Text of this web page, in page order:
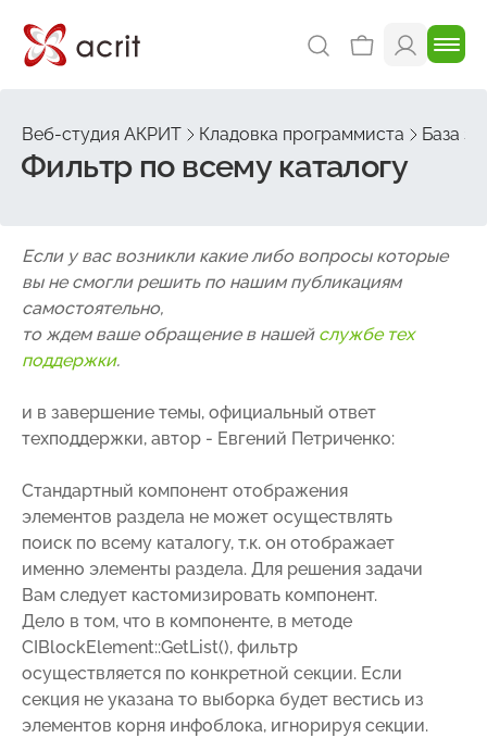
Веб-студия АКРИТ Кладовка программиста База
Фильтр по всему каталогу
Если у вас возникли какие либо вопросы которые
вы не смогли решить по нашим публикациям
самостоятельно,
то ждем ваше обращение в нашей службе тех
поддержки.
и в завершение темы, официальный ответ
техподдержки, автор - Евгений Петриченко:
Стандартный компонент отображения
элементов раздела не может осуществлять
поиск по всему каталогу, т.к. он отображает
именно элементы раздела. Для решения задачи
Вам следует кастомизировать компонент.
Дело в том, что в компоненте, в методе
CIBlockElement::GetList(), фильтр
осуществляется по конкретной секции. Если
секция не указана то выборка будет вестись из
элементов корня инфоблока, игнорируя секции.